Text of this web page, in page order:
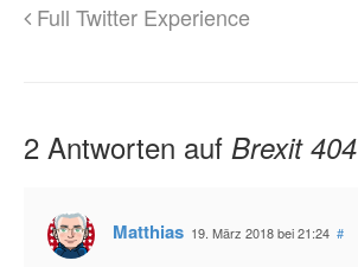
Full Twitter Experience
2 Antworten auf Brexit 404
Matthias 19. März 2018 bei 21:24 #